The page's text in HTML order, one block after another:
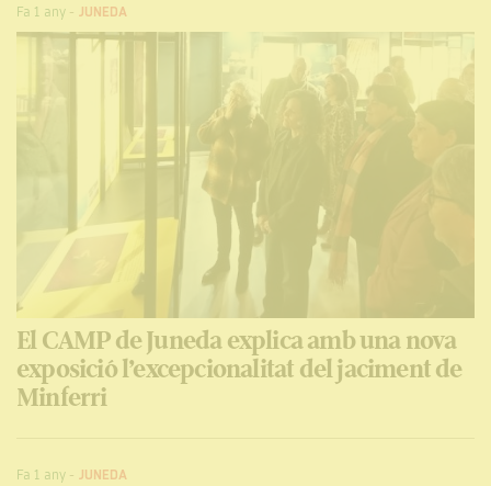
Fa 1 any-JUNEDA
El CAMP de Juneda explica amb una nova
exposició l’excepcionalitat del jaciment de
Minferri
Fa 1 any-JUNEDA